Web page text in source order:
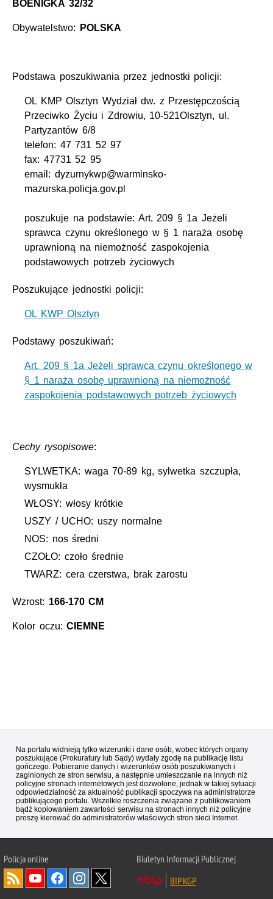
BOENIGKA 32/32
Obywatelstwo: POLSKA
Podstawa poszukiwania przez jednostki policji:
OL KMP Olsztyn Wydział dw. z Przestępczością
Przeciwko Życiu i Zdrowiu, 10-521Olsztyn, ul.
Partyzantów 6/8
telefon: 47 731 52 97
fax: 47731 52 95
email: dyzurnykwp@warminsko-
mazurska.policja.gov.pl
poszukuje na podstawie: Art. 209 § 1a Jeżeli
sprawca czynu określonego w § 1 naraża osobę
uprawnioną na niemożność zaspokojenia
podstawowych potrzeb życiowych
Poszukujące jednostki policji:
OL KWP Olsztyn
Podstawy poszukiwań:
Art. 209 § 1a Jeżeli sprawca czynu określonego w
§ 1 naraża osobę uprawnioną na niemożność
zaspokojenia podstawowych potrzeb życiowych
Cechy rysopisowe:
SYLWETKA: waga 70-89 kg, sylwetka szczupła,
wysmukła
WŁOSY: włosy krótkie
USZY / UCHO: uszy normalne
NOS: nos średni
CZOŁO: czoło średnie
TWARZ: cera czerstwa, brak zarostu
Wzrost: 166-170 CM
Kolor oczu:CIEMNE
Na portalu widnieją tylko wizerunki i dane osób, wobec których organy
poszukujące (Prokuratury lub Sądy) wydały zgodę na publikację listu
gończego. Pobieranie danych i wizerunków osób poszukiwanych i
zaginionych ze stron serwisu, a następnie umieszczanie na innych niż
policyjne stronach internetowych jest dozwolone, jednak w takiej sytuacji
odpowiedzialność za aktualność publikacji spoczywa na administratorze
publikującego portalu. Wszelkie roszczenia związane z publikowaniem
bądź kopiowaniem zawartości serwisu na stronach innych niż policyjne
proszę kierować do administratorów właściwych stron sieci Internet.
Policjaonline
Biuletyn Informacji Publicznej
BIP KGP